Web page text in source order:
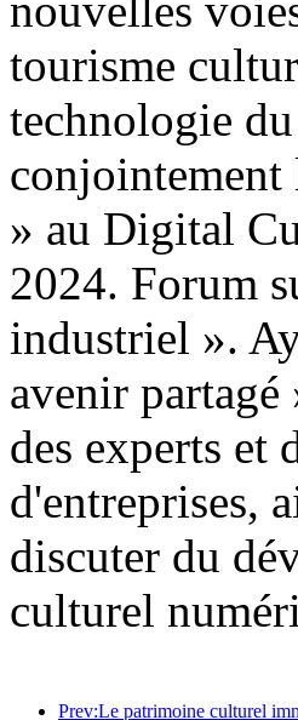
tourisme
technologie
» au Digital
2024. Forum
industriel ».
avenir
des experts et
d'entreprises,
discuter du
culturel